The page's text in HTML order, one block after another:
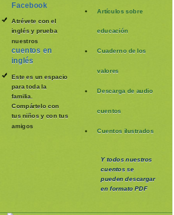
Facebook
Atrévete con el
inglés y prueba
nuestros
cuentos en
inglés
Este es un espacio
para toda la
familia
Compártelo con
tus niños y con tus
amigos
Artículos sobre
educación
Cuaderno de los
valores
Descarga de audio
cuentos
Cuentos ilustrados
Y todos nuestros
cuentos se
puedendescargar
en formato PDF